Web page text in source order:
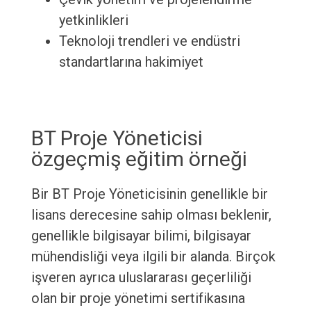
yetkinlikleri
Teknoloji trendleri ve endüstri
standartlarına hakimiyet
BT Proje Yöneticisi
özgeçmiş eğitim örneği
Bir BT Proje Yöneticisinin genellikle bir
lisans derecesine sahip olması beklenir,
genellikle bilgisayar bilimi, bilgisayar
mühendisliği veya ilgili bir alanda. Birçok
işveren ayrıca uluslararası geçerliliği
olan bir proje yönetimi sertifikasına